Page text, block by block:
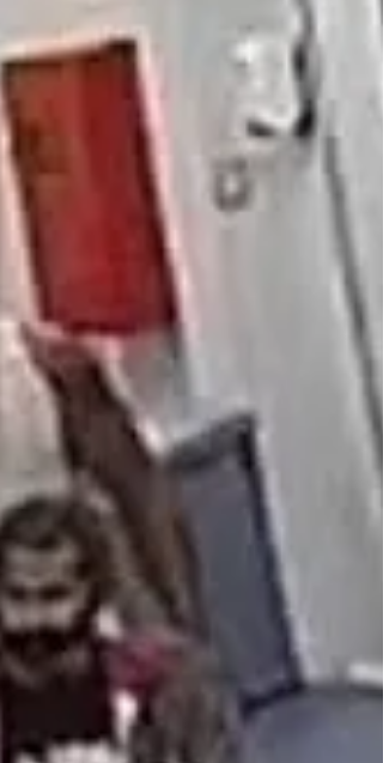
cidadania sob ataque. Este é um dia crucial
lembrar e refletir que as nossas conquistas
direitos e melhores condições de vida não
ocorreram de forma passiva. O Dia Internaci